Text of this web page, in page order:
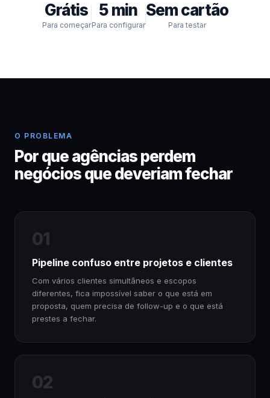
Grátis
Para começar
5 min
Para configurar
Sem cartão
Para testar
O PROBLEMA
Por que agências perdem
negócios que deveriam fechar
01
Pipeline confuso entre projetos e clientes
Com vários clientes simultâneos e escopos
diferentes, fica impossível saber o que está em
proposta, quem precisa de follow-up e o que está
prestes a fechar.
02